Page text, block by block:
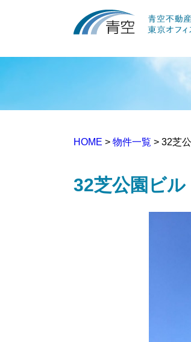
HOME > 物件一覧 > 32芝
32芝公園ビ